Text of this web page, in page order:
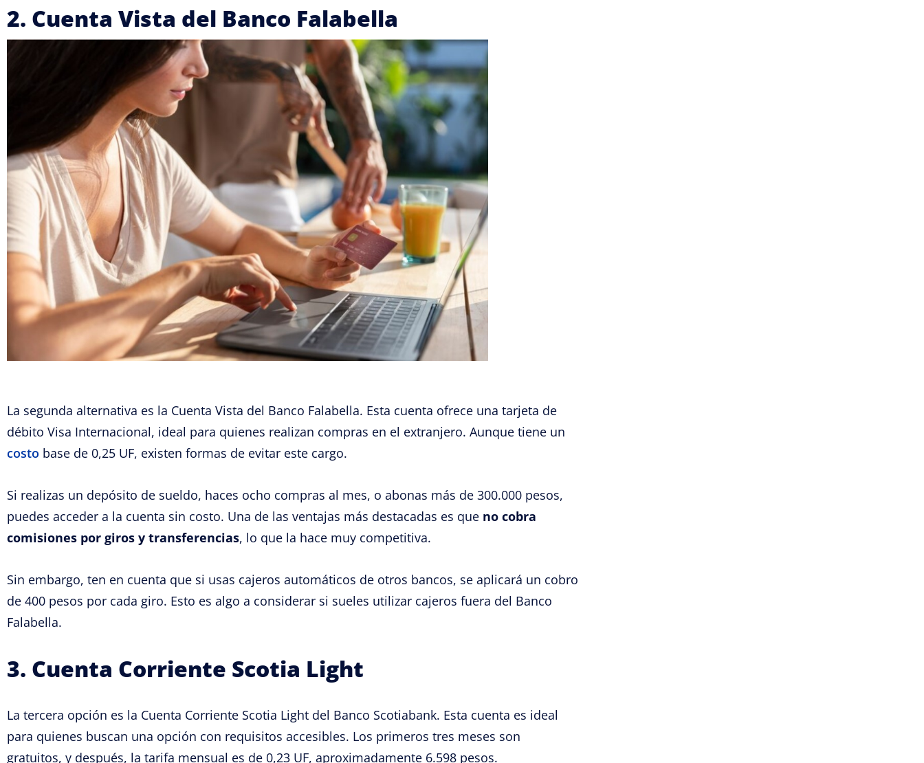
2. Cuenta Vista del Banco Falabella
La segunda alternativa es la Cuenta Vista del Banco Falabella. Esta cuenta ofrece una tarjeta de
débito Visa Internacional, ideal para quienes realizan compras en el extranjero. Aunque tiene un
costo base de 0,25 UF, existen formas de evitar este cargo.
Si realizas un depósito de sueldo, haces ocho compras al mes, o abonas más de 300.000 pesos,
puedes acceder a la cuenta sin costo. Una de las ventajas más destacadas es que no cobra
comisiones por giros y transferencias, lo que la hace muy competitiva.
Sin embargo, ten en cuenta que si usas cajeros automáticos de otros bancos, se aplicará un cobro
de 400 pesos por cada giro. Esto es algo a considerar si sueles utilizar cajeros fuera del Banco
Falabella.
3. Cuenta Corriente Scotia Light
La tercera opción es la Cuenta Corriente Scotia Light del Banco Scotiabank. Esta cuenta es ideal
para quienes buscan una opción con requisitos accesibles. Los primeros tres meses son
gratuitos, y después, la tarifa mensual es de 0,23 UF, aproximadamente 6.598 pesos.